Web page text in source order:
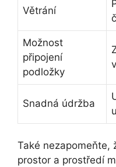
Větrání
Možnost
připojení
podložky
Snadná údržba
Také nezapomeňte,
prostor a prostředí